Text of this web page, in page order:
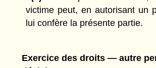
victime peut, en autorisant un
lui confère la présente partie.
Exercice des droits — autre